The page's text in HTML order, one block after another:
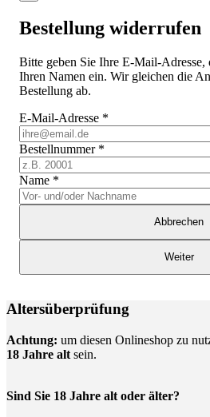
Bestellung widerrufen
Bitte geben Sie Ihre E-Mail-Adresse,
Ihren Namen ein. Wir gleichen die
Bestellung ab.
E-Mail-Adresse *
Bestellnummer *
Name *
Abbrechen
Weiter
Altersüberprüfung
Achtung: um diesen Onlineshop zu
18 Jahre alt sein.
Sind Sie 18 Jahre alt oder älter?